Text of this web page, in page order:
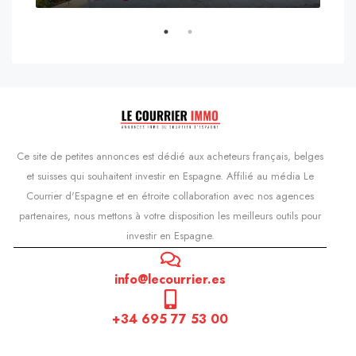
Ce site de petites annonces est dédié aux acheteurs français, belges
et suisses qui souhaitent investir en Espagne. Affilié au média Le
Courrier d'Espagne et en étroite collaboration avec nos agences
partenaires, nous mettons à votre disposition les meilleurs outils pour
investir en Espagne.
info@lecourrier.es
+34 695 77 53 00